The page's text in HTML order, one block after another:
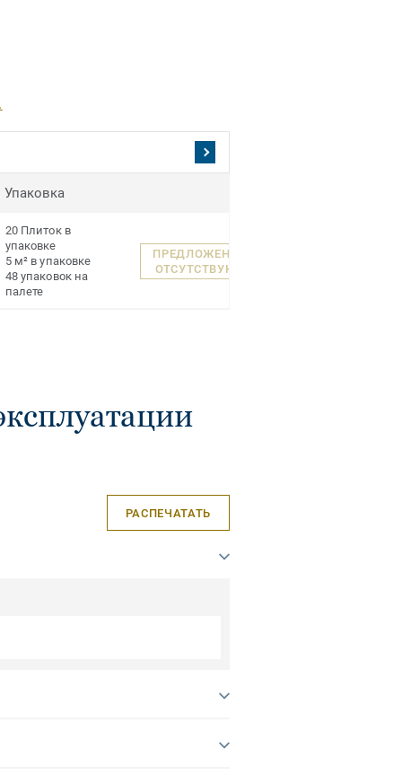
Упаковка
20 Плиток в
упаковке
5 м² в упаковке
48 упаковок на
палете
ПРЕДЛОЖЕНИЯ
ОТСУТСТВУЮТ
РАСПЕЧАТАТЬ